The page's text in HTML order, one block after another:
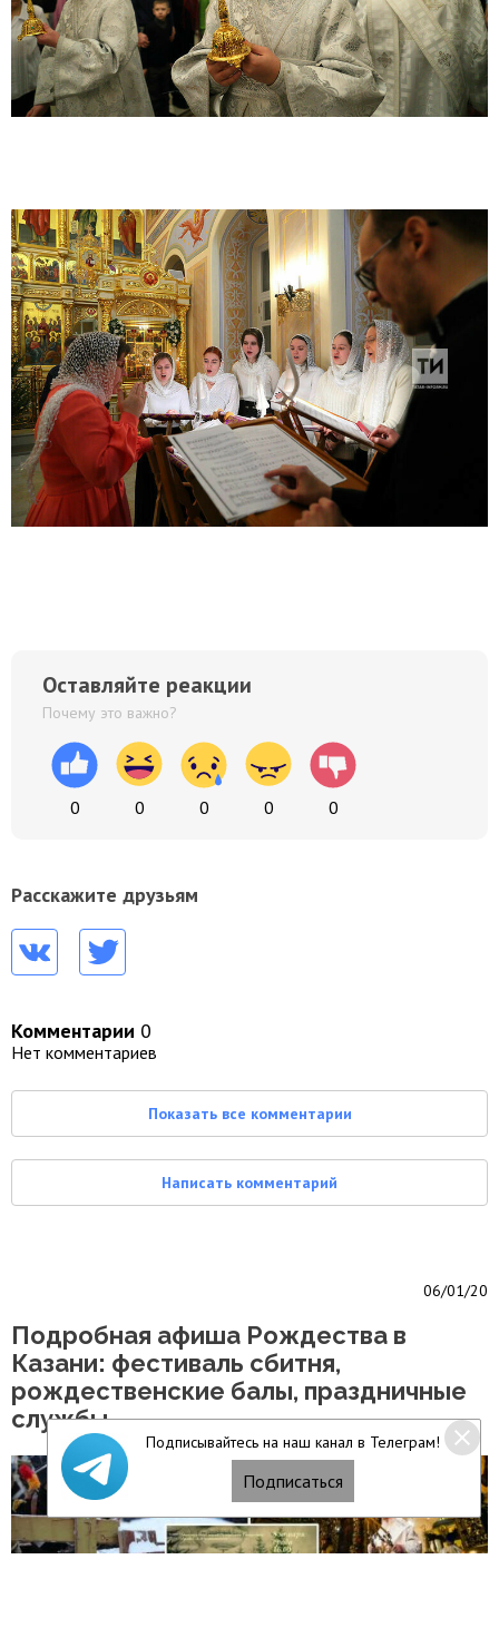
Оставляйте реакции
Почему это важно?
0 0 0 0 0
Расскажите друзьям
Комментарии 0
Нет комментариев
Показать все комментарии
Написать комментарий
06/01/20
Подробная афиша Рождества в
Казани: фестиваль сбитня,
рождественские балы, праздничные
службы
Подписывайтесь на наш канал в Телеграм!
Подписаться